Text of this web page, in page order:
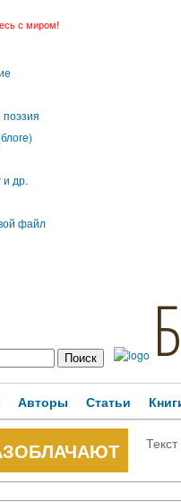
с миром!
др.
файл
Авторы Статьи